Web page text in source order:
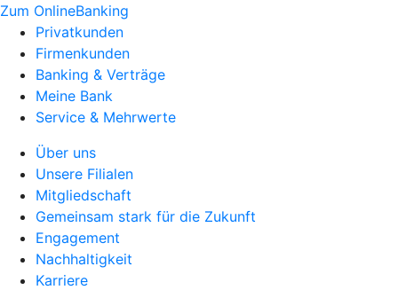
Zum OnlineBanking
Privatkunden
Firmenkunden
Banking & Verträge
Meine Bank
Service & Mehrwerte
Über uns
Unsere Filialen
Mitgliedschaft
Gemeinsam stark für die Zukunft
Engagement
Nachhaltigkeit
Karriere